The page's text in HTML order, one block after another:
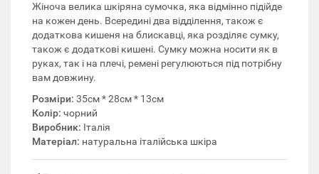
Жіноча велика шкіряна сумочка, яка відмінно підійде
на кожен день. Всередині два відділення, також є
додаткова кишеня на блискавці, яка розділяє сумку,
також є додаткові кишені. Сумку можна носити як в
руках, так і на плечі, ремені регулюються під потрібну
вам довжину.
Розміри: 35см * 28см * 13см
Колір: чорний
Виробник: Італія
Матеріал: натуральна італійська шкіра